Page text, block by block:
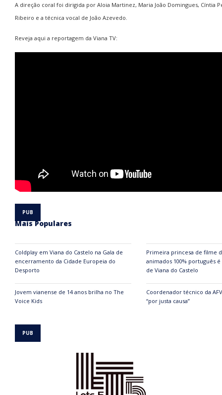
A direção coral foi dirigida por Aloia Martinez, Maria João Domingues, Cíntia
Ribeiro e a técnica vocal de João Azevedo.
Reveja aqui a reportagem da Viana TV:
Mais Populares
Coldplay em Viana do Castelo na Gala de
encerramento da Cidade Europeia do
Desporto
Primeira princesa de filme
animados 100% português
de Viana do Castelo
Jovem vianense de 14 anos brilha no The
Voice Kids
Coordenador técnico da
“por justa causa”